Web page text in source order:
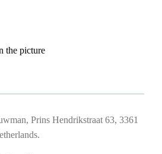
the picture
Prins Hendrikstraat 63, 3361